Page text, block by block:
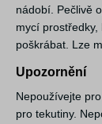
nádobí. Pečlivě
mycí
poškrábat. Lze
Upozornění
Nepoužívejte
pro tekutiny.